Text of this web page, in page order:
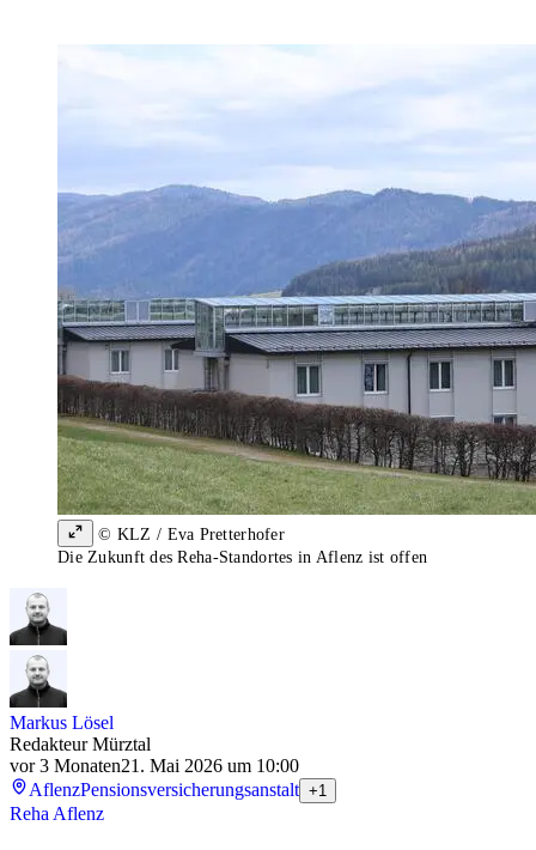
© KLZ / Eva Pretterhofer
Die Zukunft des Reha-Standortes in Aflenz ist offen
Markus Lösel
Redakteur Mürztal
vor 3 Monaten21. Mai 2026 um 10:00
AflenzPensionsversicherungsanstalt +1
Reha Aflenz